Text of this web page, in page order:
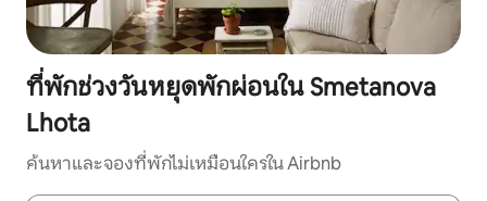
ที่พักช่วงวันหยุดพักผ่อนใน Smetanova
Lhota
ค้นหาและจองที่พักไม่เหมือนใครใน Airbnb